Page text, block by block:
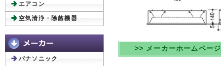
>> メーカーホームペー
エアコン
空気清浄・除菌機器
パナソニック